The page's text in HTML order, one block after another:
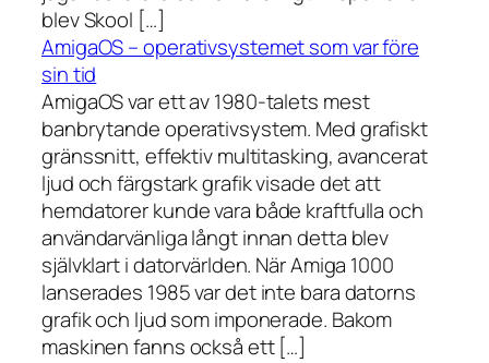
blev Skool […]
AmigaOS – operativsystemet som var före
sin tid
AmigaOS var ett av 1980-talets mest
banbrytande operativsystem. Med grafiskt
gränssnitt, effektiv multitasking, avancerat
ljud och färgstark grafik visade det att
hemdatorer kunde vara både kraftfulla och
användarvänliga långt innan detta blev
självklart i datorvärlden. När Amiga 1000
lanserades 1985 var det inte bara datorns
grafik och ljud som imponerade. Bakom
maskinen fanns också ett […]